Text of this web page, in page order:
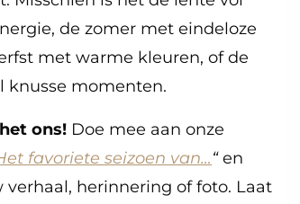
de zomer met eindeloze
met warme kleuren, of de
knusse momenten.
ons! Doe mee aan onze
favoriete seizoen van…“en
verhaal, herinnering of foto. Laat